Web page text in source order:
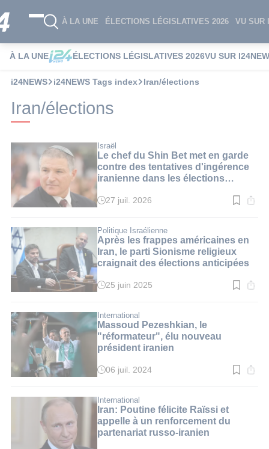
À LA UNE ÉLECTIONS LÉGISLATIVES 2026 VU SUR
À LA UNE ÉLECTIONS LÉGISLATIVES 2026VU SUR
i24NEWS i24NEWS Tags index Iran/élections
Iran/élections
Israël
Le chef du Shin Bet met en garde
contre des tentatives d'ingérence
iranienne dans les élections
Temps
:
2
min.
27 juil. 2026
Politique Israélienne
Après les frappes américaines en
Iran, le parti Sionisme religieux
craignait des élections anticipées
Temps
:
2
min.
25 juin 2025
International
Massoud Pezeshkian, le
"réformateur", élu nouveau
président iranien
Temps
:
2
min.
06 juil. 2024
International
Iran: Poutine félicite Raïssi et
appelle à un renforcement du
partenariat russo-iranien